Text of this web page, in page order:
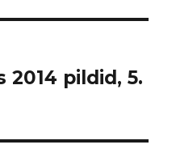
2014 pildid, 5.